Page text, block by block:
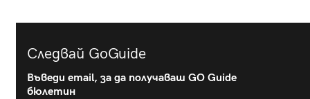
Следвай GoGuide
Въведи email, за да получаваш GO Guide
бюлетин